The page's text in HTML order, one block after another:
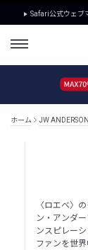
Safari公式ウェブ
ホーム JW ANDERSON
〈ロエベ〉
ン・アンダ
ンスピレー
ファンを世